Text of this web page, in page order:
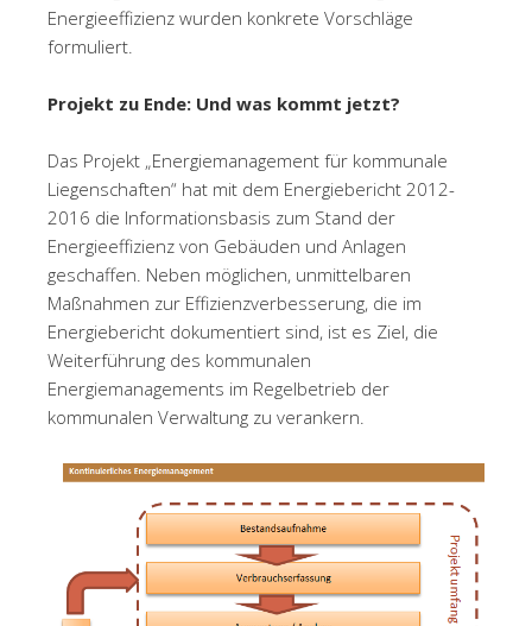
Energieeffizienz wurden konkrete Vorschläge
formuliert.
Projekt zu Ende: Und was kommt jetzt?
Das Projekt „Energiemanagement für kommunale
Liegenschaften“ hat mit dem Energiebericht 2012-
2016 die Informationsbasis zum Stand der
Energieeffizienz von Gebäuden und Anlagen
geschaffen. Neben möglichen, unmittelbaren
Maßnahmen zur Effizienzverbesserung, die im
Energiebericht dokumentiert sind, ist es Ziel, die
Weiterführung des kommunalen
Energiemanagements im Regelbetrieb der
kommunalen Verwaltung zu verankern.